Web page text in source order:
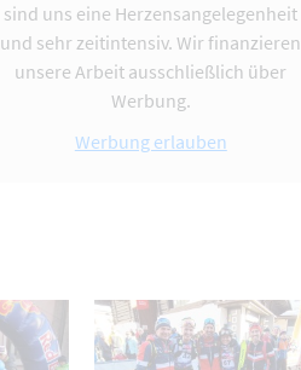
sind uns eine Herzensangelegenheit
und sehr zeitintensiv. Wir finanzieren
unsere Arbeit ausschließlich über
Werbung.
Werbung erlauben